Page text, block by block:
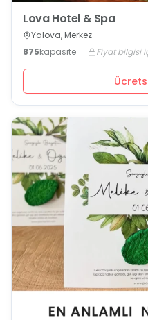
Lova Hotel & Spa
Yalova, Merkez
875kapasite Fiyat bilgisi